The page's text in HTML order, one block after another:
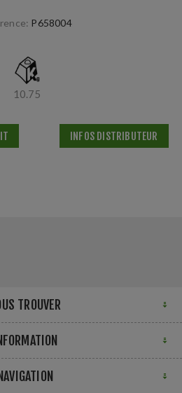
P658004
10.75
INFOS DISTRIBUTEUR
TROUVER
NAVIGATION